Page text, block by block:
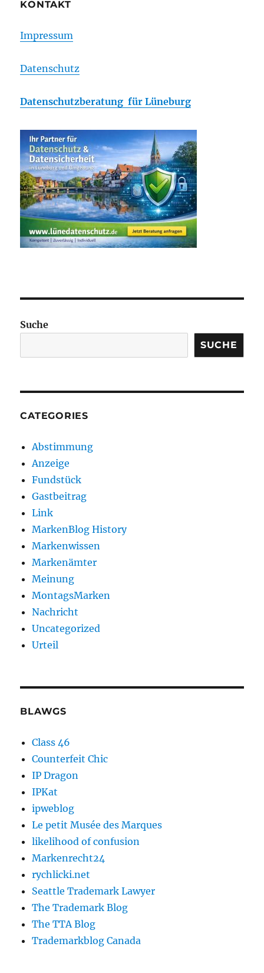
KONTAKT
Impressum
Datenschutz
Datenschutzberatung für Lüneburg
Suche
SUCHE
CATEGORIES
Abstimmung
Anzeige
Fundstück
Gastbeitrag
Link
MarkenBlog History
Markenwissen
Markenämter
Meinung
MontagsMarken
Nachricht
Uncategorized
Urteil
BLAWGS
Class 46
Counterfeit Chic
IP Dragon
IPKat
ipweblog
Le petit Musée des Marques
likelihood of confusion
Markenrecht24
rychlicki.net
Seattle Trademark Lawyer
The Trademark Blog
The TTA Blog
Trademarkblog Canada